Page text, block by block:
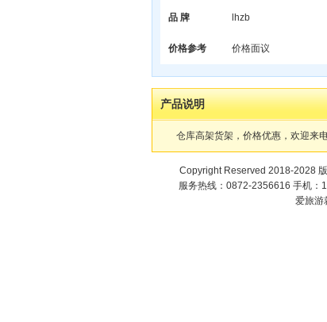
品 牌 lhzb
价格参考 价格面议
产品说明
仓库高架货架，价格优惠，欢迎来
Copyright Reserved 2018-2028
服务热线：0872-2356616 手机
爱旅游